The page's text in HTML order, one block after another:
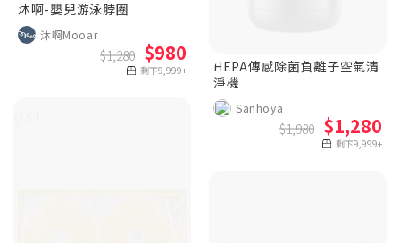
沐啊-嬰兒游泳脖圈
沐啊Mooar
$980
$1,280
剩下9,999+
HEPA傳感除菌負離子空氣清
淨機
Sanhoya
$1,280
$1,980
剩下9,999+